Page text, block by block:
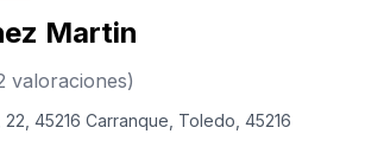
Martin
valoraciones)
45216 Carranque, Toledo, 45216